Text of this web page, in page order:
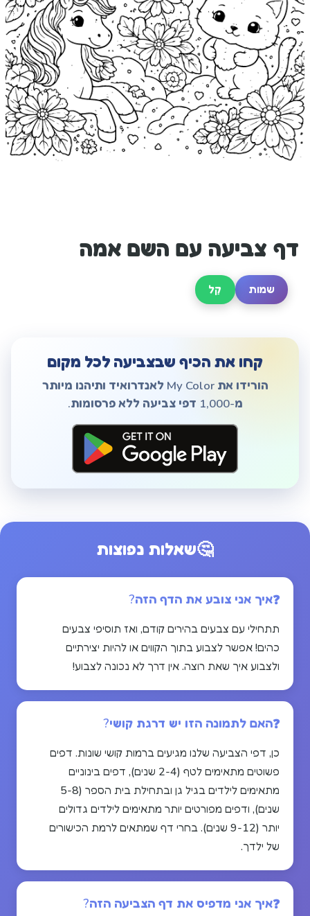
דף צביעה עם השם אמה
שמות קַל
קחו את הכיף שבצביעה לכל מקום
הורידו את My Color לאנדרואיד ותיהנו מיותר
מ-1,000 דפי צביעה ללא פרסומות.
🤔שאלות נפוצות
איך אני צובע את הדף הזה?
תתחילי עם צבעים בהירים קודם, ואז תוסיפי צבעים
כהים! אפשר לצבוע בתוך הקווים או להיות יצירתיים
ולצבוע איך שאת רוצה. אין דרך לא נכונה לצבוע!
האם לתמונה הזו יש דרגת קושי?
כן, דפי הצביעה שלנו מגיעים ברמות קושי שונות. דפים
פשוטים מתאימים לטף (2-4 שנים), דפים בינוניים
מתאימים לילדים בגיל גן ובתחילת בית הספר (5-8
שנים), ודפים מפורטים יותר מתאימים לילדים גדולים
יותר (9-12 שנים). בחרי דף שמתאים לרמת הכישורים
של ילדך.
איך אני מדפיס את דף הצביעה הזה?